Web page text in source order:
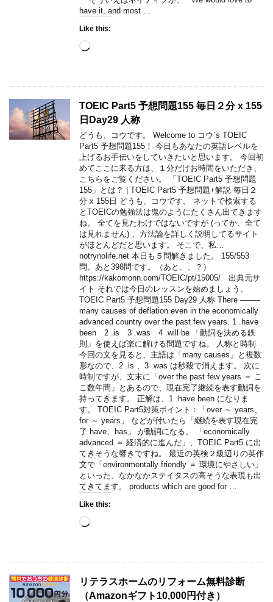
have it, and most …
Like this:
Loading…
TOEIC Part5 予想問題155 毎日２分 x 155
日Day29 人称
どうも、コウです。 Welcome to コウ`s TOEIC
Part5 予想問題155！ 今日もあなたの英語レベルを
上げるお手伝いをしていきたいと思います。 今回初
めてここに来る方は、１分だけお時間をいただき、
こちらをご覧ください。 「TOEIC Part5 予想問題
155」とは？ | TOEIC Part5 予想問題+解説 毎日２
分 x 155日 どうも、コウです。 ネットで検索する
とTOEICの勉強法は鬼のようにたくさん出てきます
ね。 全てを見たわけではないですが (ってか、全て
は見れません) 、方法論を詳しく説明してるサイト
がほとんどだと思います。 そこで、私…
notrynolife.net 本日も５問解きました。 155/553
問。あと398問です。（あと、、？）
https://kakomonn.com/TOEIC/pt/15005/ 出典元サ
イト それでは今日のレッスンを始めましょう。
TOEIC Part5 予想問題155 Day29 人称 There ——–
many causes of deflation even in the economically
advanced country over the past few years. 1 .have
been 2 .is 3 .was 4 .will be 「動詞を決める鉄
則」を使えば楽に解ける問題ですね。 人称と時制
今回の文を見ると、主語は「many causes」と複数
形なので、2 .is 、3 .was は秒殺で消えます。 次に
時制ですが、文末に「over the past few years ＝ こ
こ数年間」とあるので、現在完了継続を表す動詞を
持ってきます。 正解は、1 .have been になりま
す。 TOEIC Part5対策ポイント：「over ～ years、
for ～ years」 などが付いたら「継続を表す現在完
了 have、has」 が動詞になる。 「economically
advanced ＝ 経済的に進んだ」、TOEIC Part5 に出
てきそうな響きですね。 最近の英検２級辺りの英作
文で「environmentally friendly ＝ 環境にやさしい」
といった、なかなかステイタスの高そうな表現も出
てきてます。 products which are good for …
Like this:
Loading…
リテラスホームのリフォーム無料診断
（Amazonギフト10,000円付き）